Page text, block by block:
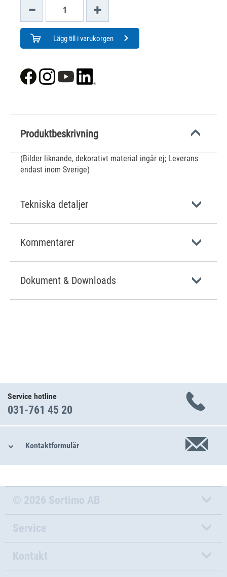
Lägg till i varukorgen
Produktbeskrivning
(Bilder liknande, dekorativt material ingår ej; Leverans
endast inom Sverige)
Tekniska detaljer
Kommentarer
Dokument & Downloads
Service hotline
031-761 45 20
Kontaktformulär
© 2026 Sortimo AB
Service
Kontakt